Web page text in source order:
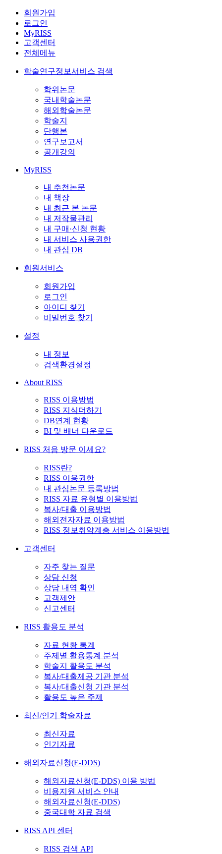
회원가입
로그인
MyRISS
고객센터
전체메뉴
학술연구정보서비스 검색
학위논문
국내학술논문
해외학술논문
학술지
단행본
연구보고서
공개강의
MyRISS
내 추천논문
내 책장
내 최근 본 논문
내 저작물관리
내 구매·신청 현황
내 서비스 사용권한
내 관심 DB
회원서비스
회원가입
로그인
아이디 찾기
비밀번호 찾기
설정
내 정보
검색환경설정
About RISS
RISS 이용방법
RISS 지식더하기
DB연계 현황
BI 및 배너 다운로드
RISS 처음 방문 이세요?
RISS란?
RISS 이용권한
내 관심논문 등록방법
RISS 자료 유형별 이용방법
복사/대출 이용방법
해외전자자료 이용방법
RISS 정보취약계층 서비스 이용방법
고객센터
자주 찾는 질문
상담 신청
상담 내역 확인
고객제안
신고센터
RISS 활용도 분석
자료 현황 통계
주제별 활용통계 분석
학술지 활용도 분석
복사/대출제공 기관 분석
복사/대출신청 기관 분석
활용도 높은 주제
최신/인기 학술자료
최신자료
인기자료
해외자료신청(E-DDS)
해외자료신청(E-DDS) 이용 방법
비용지원 서비스 안내
해외자료신청(E-DDS)
중국대학 자료 검색
RISS API 센터
RISS 검색 API